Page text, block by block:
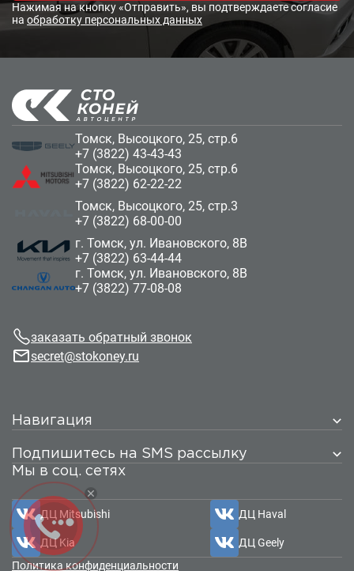
Нажимая на кнопку «Отправить», вы подтверждаете согласие
на обработку персональных данных
Томск, Высоцкого, 25, стр.6
+7 (3822) 43-43-43
Томск, Высоцкого, 25, стр.6
+7 (3822) 62-22-22
Томск, Высоцкого, 25, стр.3
+7 (3822) 68-00-00
г. Томск, ул. Ивановского, 8В
+7 (3822) 63-44-44
г. Томск, ул. Ивановского, 8В
+7 (3822) 77-08-08
заказать обратный звонок
secret@stokoney.ru
Навигация
Новые
С пробегом
Прицепы
Сервис
Кузовной ремонт
Запчасти
Финансовые услуги
Подпишитесь на SMS рассылку
Ваш телефон*
Подписаться
Мы в соц. сетях
ДЦ Mitsubishi ДЦ Haval
ДЦ Kia
ДЦ Geely
Политика конфиденциальности
Бесплатный
звонок